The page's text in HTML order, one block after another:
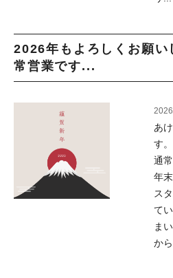
2026年もよろしくお願い
常営業です...
あ
す
通
年
ス
て
ま
か